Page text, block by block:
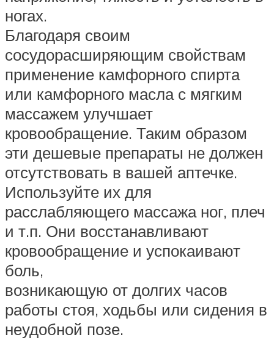
ногах.
Благодаря своим
сосудорасширяющим свойствам
применение камфорного спирта
или камфорного масла с мягким
массажем улучшает
кровообращение. Таким образом
эти дешевые препараты не должен
отсутствовать в вашей аптечке.
Используйте их для
расслабляющего массажа ног, плеч
и т.п. Они восстанавливают
кровообращение и успокаивают
боль,
возникающую от долгих часов
работы стоя, ходьбы или сидения в
неудобной позе.